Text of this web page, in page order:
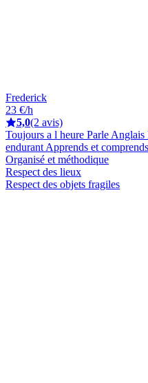
Frederick
23 €/h
5,0(2 avis)
Toujours a l heure Parle
endurant Apprends et
Organisé et méthodique
Respect des lieux
Respect des objets fragiles